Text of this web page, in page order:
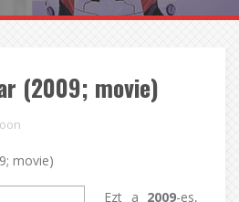
(2009; movie)
movie)
Ezt a 2009-es,